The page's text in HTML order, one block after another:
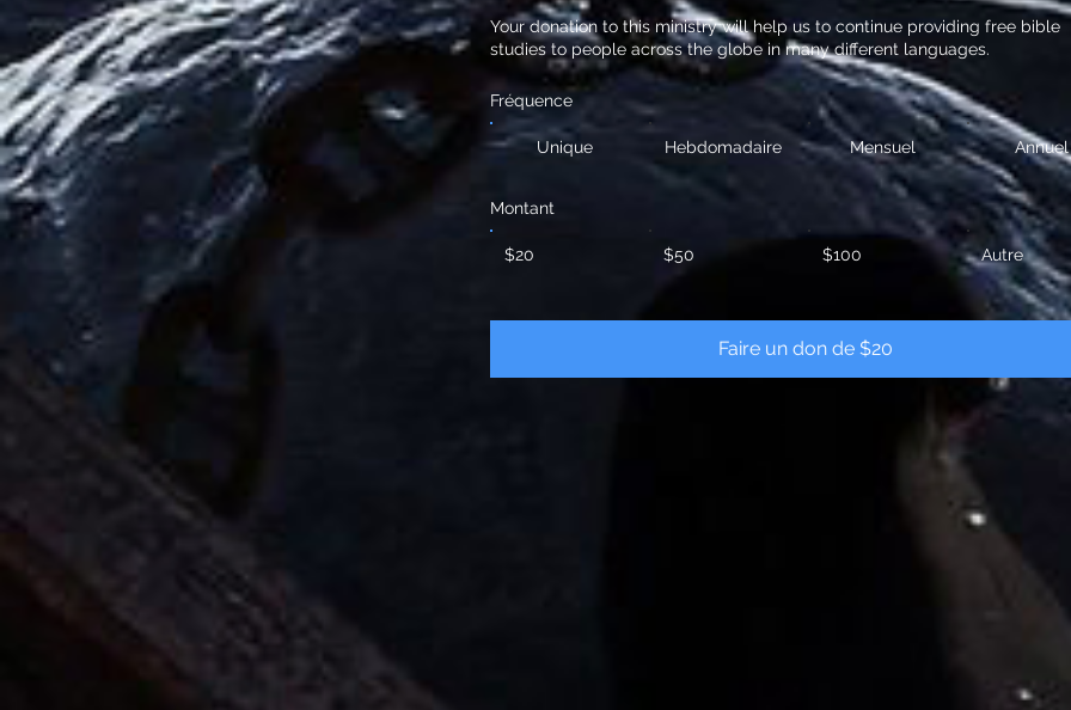
Your donation to this ministry will help us to continue providing free bible
studies to people across the globe in many different languages.
Fréquence
Unique Hebdomadaire Mensuel Annuel
Montant
$20 $50 $100 Autre
Faire un don de $20